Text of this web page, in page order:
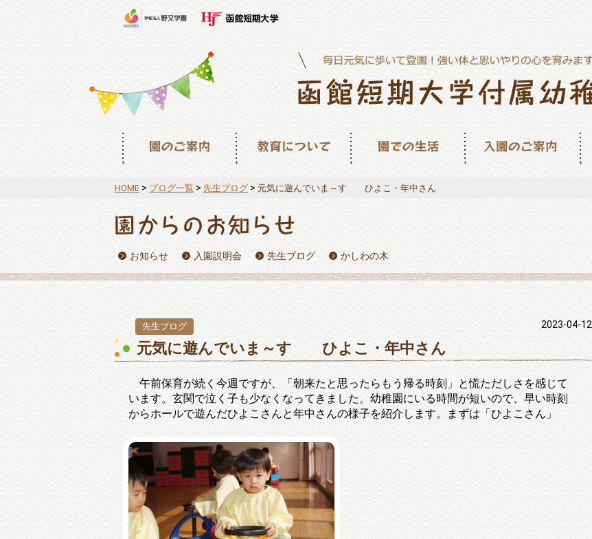
HOME > ブログ一覧 > 先生ブログ > 元気に遊んでいま～す ひよこ・年中さん
お知らせ 入園説明会 先生ブログ かしわの木
先生ブログ 2023-04-12
元気に遊んでいま～す ひよこ・年中さん
午前保育が続く今週ですが、「朝来たと思ったらもう帰る時刻」と慌ただしさを感じて
います。玄関で泣く子も少なくなってきました。幼稚園にいる時間が短いので、早い時刻
からホールで遊んだひよこさんと年中さんの様子を紹介します。まずは「ひよこさん」